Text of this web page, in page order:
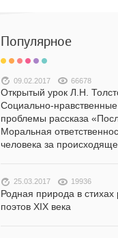
Популярное
09.02.2017 66678
Открытый урок Л.Н.
Социально-нравственные
проблемы рассказа
Моральная
человека за
25.03.2017 19936
Родная природа в стихах
поэтов XIX века